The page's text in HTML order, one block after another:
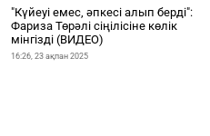
"Күйеуі емес, әпкесі алып берді":
Фариза Төрәлі сіңілісіне көлік
мінгізді (ВИДЕО)
16:26, 23 ақпан 2025